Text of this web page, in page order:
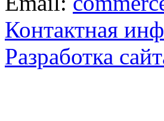
Контактная
Разработка